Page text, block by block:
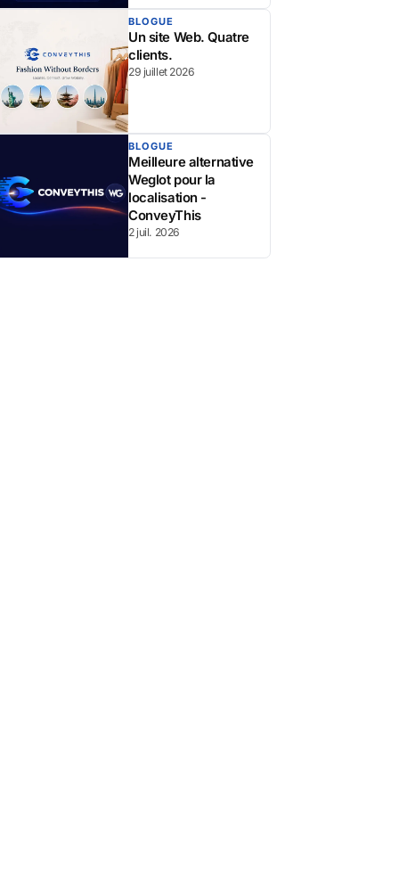
BLOGUE
Un site Web. Quatre
clients.
29 juillet 2026
BLOGUE
Meilleure alternative
Weglot pour la
localisation -
ConveyThis
2 juil. 2026